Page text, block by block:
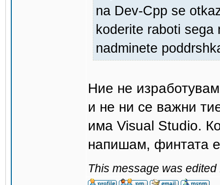
na Dev-Cpp se
koderite raboti
nadminete
Ние не
и не ни се важни
има Visual Studio.
напишам, финтата
This message was